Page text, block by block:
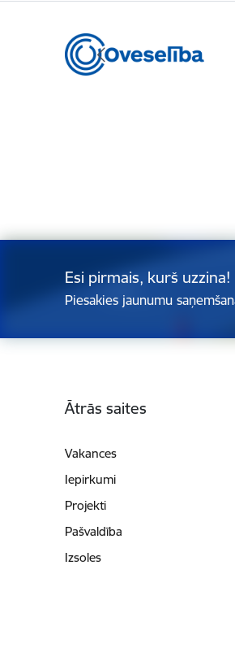
Esi pirmais, kurš uzzina!
Piesakies jaunumu
Ātrās saites
Vakances
Iepirkumi
Projekti
Pašvaldība
Izsoles